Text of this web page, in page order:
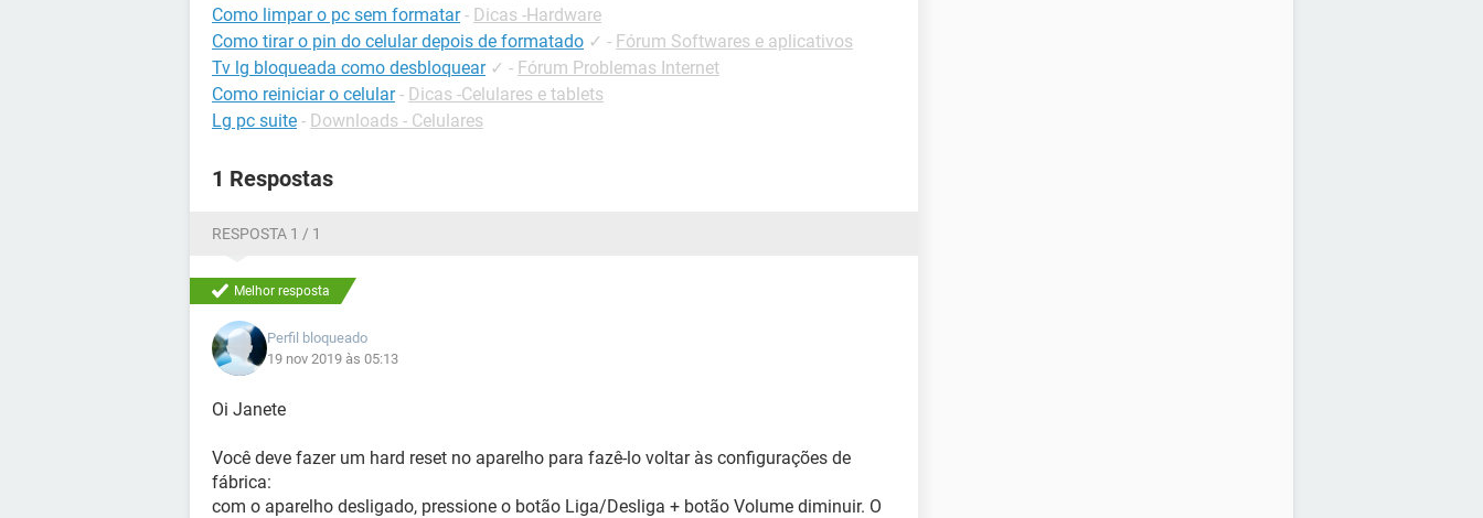
Como limpar o pc sem formatar - Dicas -Hardware
Como tirar o pin do celular depois de formatado ✓ - Fórum Softwares e aplicativos
Tv lg bloqueada como desbloquear ✓ - Fórum Problemas Internet
Como reiniciar o celular - Dicas -Celulares e tablets
Lg pc suite - Downloads - Celulares
1 Respostas
RESPOSTA 1 / 1
Melhor resposta
Perfil bloqueado
19 nov 2019 às 05:13
Oi Janete
Você deve fazer um hard reset no aparelho para fazê-lo voltar às configurações de
fábrica:
com o aparelho desligado, pressione o botão Liga/Desliga + botão Volume diminuir. O